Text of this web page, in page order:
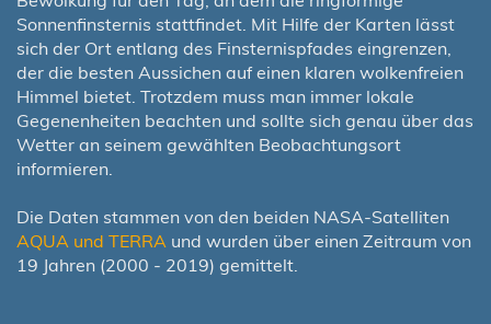
Sonnenfinsternis stattfindet. Mit Hilfe der Karten lässt
sich der Ort entlang des Finsternispfades eingrenzen,
der die besten Aussichen auf einen klaren wolkenfreien
Himmel bietet. Trotzdem muss man immer lokale
Gegenenheiten beachten und sollte sich genau über das
Wetter an seinem gewählten Beobachtungsort
informieren.
Die Daten stammen von den beiden NASA-Satelliten
AQUA und TERRA und wurden über einen Zeitraum von
19 Jahren (2000 - 2019) gemittelt.